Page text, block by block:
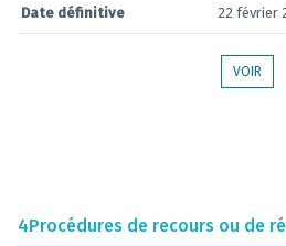
Date définitive 22 février
VOIR
4Procédures de recours ou de